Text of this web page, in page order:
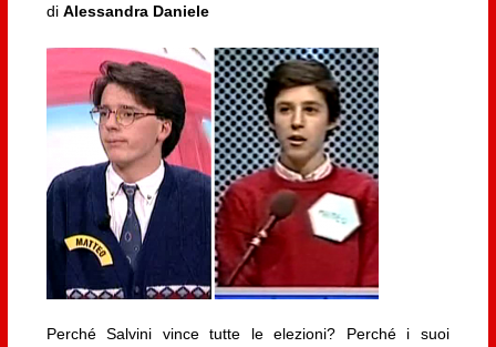
di Alessandra Daniele
Perché Salvini vince tutte le elezioni? Perché i suoi